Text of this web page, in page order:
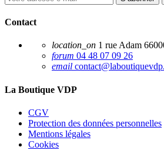
Contact
location_on 1 rue Adam
forum 04 48 07 09 26
email
La Boutique VDP
CGV
Protection des données personnelles
Mentions légales
Cookies